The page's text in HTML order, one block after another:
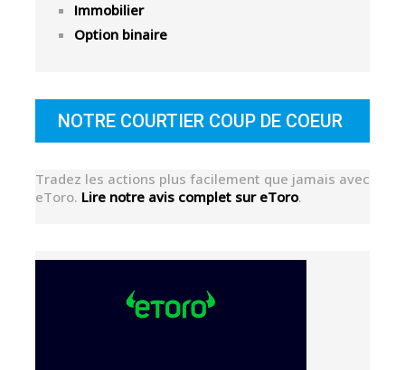
Immobilier
Option binaire
NOTRE COURTIER COUP DE COEUR
Tradez les actions plus facilement que jamais avec
eToro. Lire notre avis complet sur eToro.